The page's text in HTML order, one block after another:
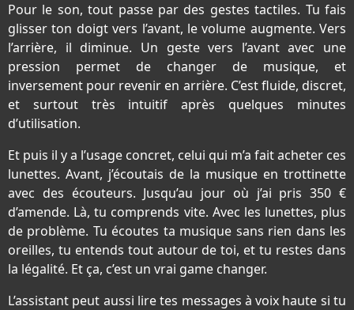
Pour le son, tout passe par des gestes tactiles. Tu fais
glisser ton doigt vers l’avant, le volume augmente. Vers
l’arrière, il diminue. Un geste vers l’avant avec une
pression permet de changer de musique, et
inversement pour revenir en arrière. C’est fluide, discret,
et surtout très intuitif après quelques minutes
d’utilisation.
Et puis il y a l’usage concret, celui qui m’a fait acheter ces
lunettes. Avant, j’écoutais de la musique en trottinette
avec des écouteurs. Jusqu’au jour où j’ai pris 350 €
d’amende. Là, tu comprends vite. Avec les lunettes, plus
de problème. Tu écoutes ta musique sans rien dans les
oreilles, tu entends tout autour de toi, et tu restes dans
la légalité. Et ça, c’est un vrai game changer.
L’assistant peut aussi lire tes messages à voix haute si tu